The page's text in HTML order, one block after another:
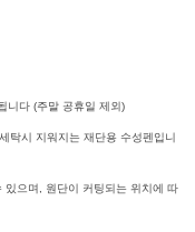
니다 (주말 공휴일 제외)
탁시 지워지는 재단용 수성펜입니
있으며, 원단이 커팅되는 위치에 따